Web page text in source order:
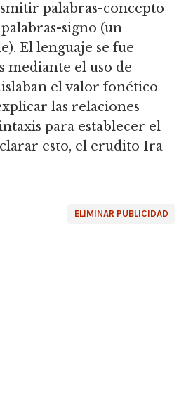
palabras-concepto
signo (un
El lenguaje se fue
mediante el uso de
el valor fonético
las relaciones
para establecer el
esto, el erudito Ira
ELIMINAR PUBLICIDAD